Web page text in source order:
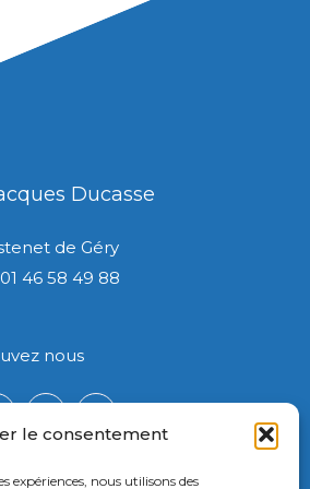
le consentement
expériences, nous utilisons des
Ducasse
de Géry
46 58 49 88
nous